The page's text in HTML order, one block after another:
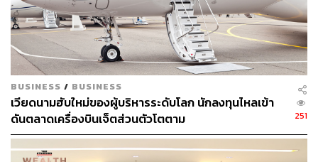
BUSINESS / BUSINESS
เวียดนามฮับใหม่ของผู้บริหารระดับโลก นักลงทุนไหลเข้า
ดันตลาดเครื่องบินเจ็ตส่วนตัวโตตาม
251